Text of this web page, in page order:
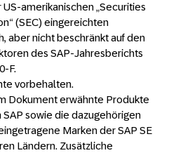
amerikanischen „Securities
(SEC) eingereichten
aber nicht beschränkt auf den
des SAP-Jahresberichts
F.
vorbehalten.
Dokument erwähnte Produkte
sowie die dazugehörigen
Marken der SAP SE
Ländern. Zusätzliche